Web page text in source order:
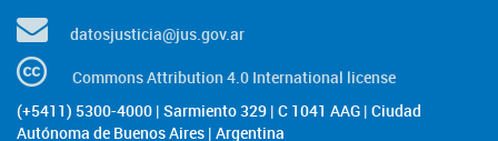
datosjusticia@jus.gov.ar
Commons Attribution 4.0 International license
(+5411) 5300-4000 | Sarmiento 329 | C 1041 AAG | Ciudad
Autónoma de Buenos Aires | Argentina